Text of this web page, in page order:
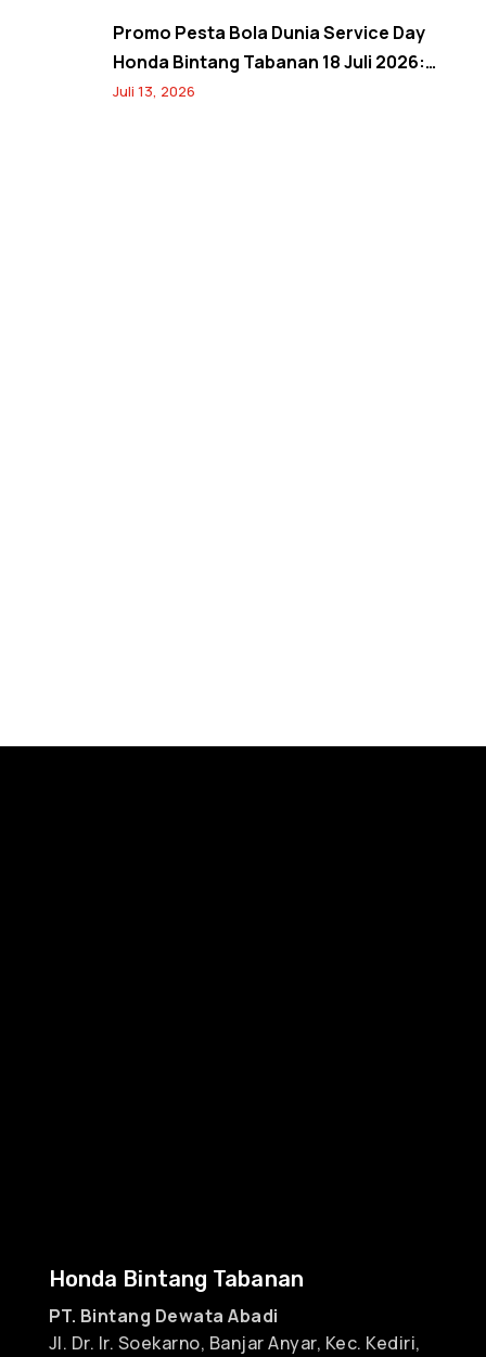
Promo Pesta Bola Dunia Service Day
Honda Bintang Tabanan 18 Juli 2026:
Banjir Diskon Servis hingga 20% dan
Juli 13, 2026
Honda Bintang Tabanan
PT. Bintang Dewata Abadi
Jl. Dr. Ir. Soekarno, Banjar Anyar, Kec. Kediri,